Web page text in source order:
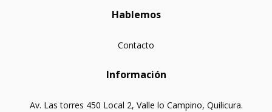
Hablemos
Contacto
Información
Av. Las torres 450 Local 2, Valle lo Campino, Quilicura.